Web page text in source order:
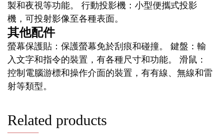
製和夜視等功能。 行動投影機：小型便攜式投影
機，可投射影像至各種表面。
其他配件
螢幕保護貼：保護螢幕免於刮痕和碰撞。 鍵盤：輸
入文字和指令的裝置，有各種尺寸和功能。 滑鼠：
控制電腦游標和操作介面的裝置，有有線、無線和雷
射等類型。
Related products